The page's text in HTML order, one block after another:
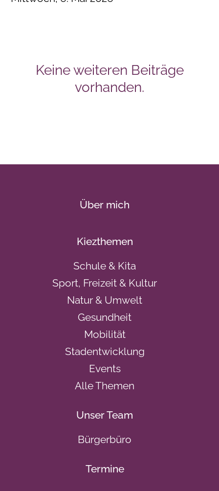
Keine weiteren Beiträge
vorhanden.
Über mich
Kiezthemen
Schule & Kita
Sport, Freizeit & Kultur
Natur & Umwelt
Gesundheit
Mobilität
Stadentwicklung
Events
Alle Themen
Unser Team
Bürgerbüro
Termine